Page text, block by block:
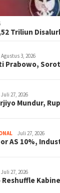
Triliun
Agustus 3, 2026
Prabowo,
Juli 27, 2026
Mundur,
Juli 27, 2026
AS 10%,
Juli 27, 2026
Reshuffle